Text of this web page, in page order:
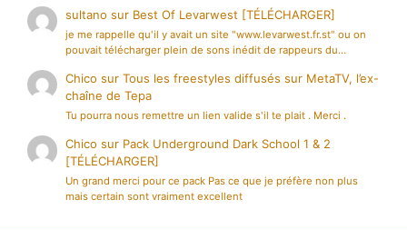
sultano sur Best Of Levarwest [TÉLÉCHARGER]
je me rappelle qu'il y avait un site "www.levarwest.fr.st" ou on
pouvait télécharger plein de sons inédit de rappeurs du…
Chico surTous les freestyles diffusés sur MetaTV, l’ex-
chaîne de Tepa
Tu pourra nous remettre un lien valide s'il te plait . Merci .
Chico sur Pack Underground Dark School 1 & 2
[TÉLÉCHARGER]
Un grand merci pour ce pack Pas ce que je préfère non plus
mais certain sont vraiment excellent